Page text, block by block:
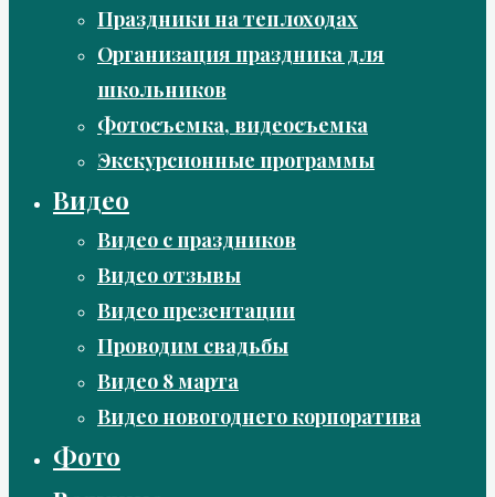
Праздники на теплоходах
Организация праздника для
школьников
Фотосъемка, видеосъемка
Экскурсионные программы
Видео
Видео с праздников
Видео отзывы
Видео презентации
Проводим свадьбы
Видео 8 марта
Видео новогоднего корпоратива
Фото